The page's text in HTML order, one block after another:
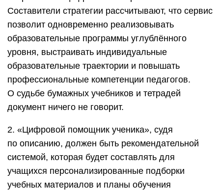
Составители стратегии рассчитывают, что сервис
позволит одновременно реализовывать
образовательные программы углублённого
уровня, выстраивать индивидуальные
образовательные траектории и повышать
профессиональные компетенции педагогов.
О судьбе бумажных учебников и тетрадей
документ ничего не говорит.
2. «Цифровой помощник ученика», судя
по описанию, должен быть рекомендательной
системой, которая будет составлять для
учащихся персонализированные подборки
учебных материалов и планы обучения